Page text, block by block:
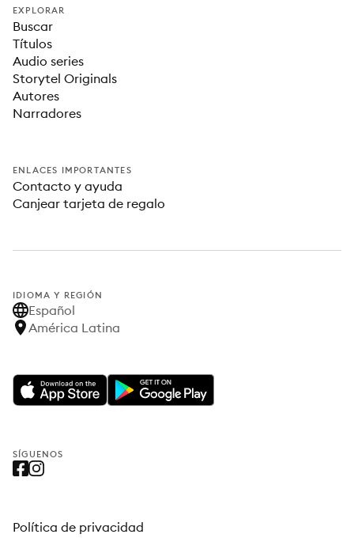
EXPLORAR
Buscar
Títulos
Audio series
Storytel Originals
Autores
Narradores
ENLACES IMPORTANTES
Contacto y ayuda
Canjear tarjeta de regalo
IDIOMA Y REGIÓN
Español
América Latina
SÍGUENOS
Política de privacidad